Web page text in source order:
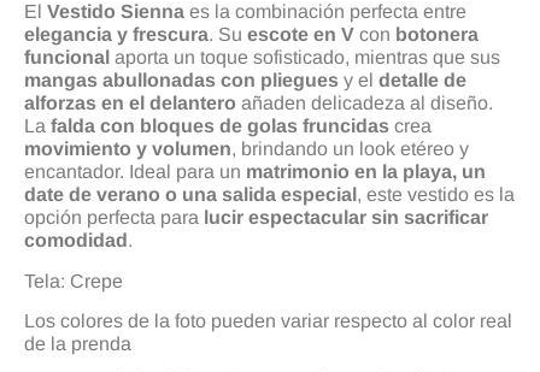
El Vestido Sienna es la combinación perfecta entre
elegancia y frescura. Su escote en V con botonera
funcional aporta un toque sofisticado, mientras que sus
mangas abullonadas con pliegues y el detalle de
alforzas en el delantero añaden delicadeza al diseño.
La falda con bloques de golas fruncidas crea
movimiento y volumen, brindando un look etéreo y
encantador. Ideal para un matrimonio en la playa, un
date de verano o una salida especial, este vestido es la
opción perfecta para lucir espectacular sin sacrificar
comodidad.
Tela: Crepe
Los colores de la foto pueden variar respecto al color real
de la prenda